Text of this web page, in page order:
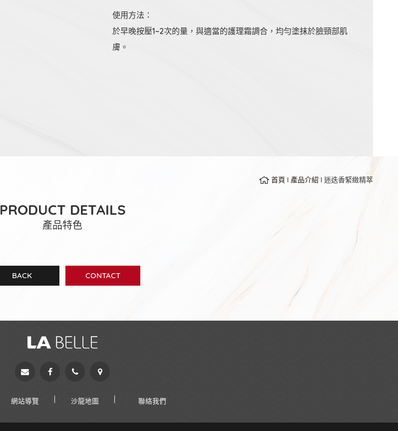
使用方法：
於早晚按壓1~2次的量，與適當的護理霜調合，均勻塗抹於臉頸部肌
膚。
首頁 產品介紹 迷迭香緊緻精萃
PRODUCT DETAILS
產品特色
BACK CONTACT
網站導覽 沙龍地圖 聯絡我們